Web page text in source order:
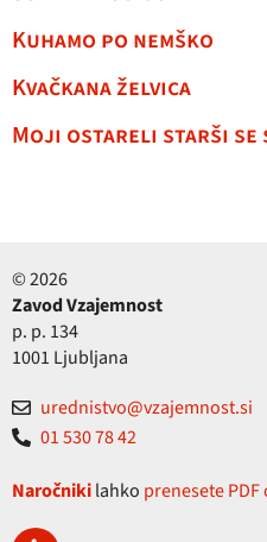
Kuhamo po nemško
Kvačkana želvica
Moji ostareli starši se
© 2026
Zavod Vzajemnost
p. p. 134
1001 Ljubljana
urednistvo@vzajemnost.si
01 530 78 42
Naročnikilahko prenesete